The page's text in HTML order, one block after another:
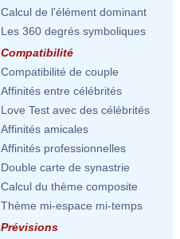
Calcul de l'élément dominant
Les 360 degrés symboliques
Compatibilité
Compatibilité de couple
Affinités entre célébrités
Love Test avec des célébrités
Affinités amicales
Affinités professionnelles
Double carte de synastrie
Calcul du thème composite
Thème mi-espace mi-temps
Prévisions